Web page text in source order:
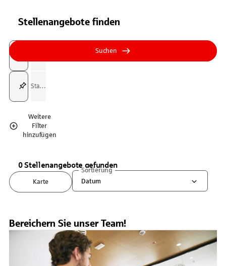
Stellenangebote finden
Suchfeld
Tippen Sie, um nach Themen zu suchen. Verwenden Sie die
Suchfeld
Tippen Sie, um nach Themen zu suchen. Verwenden Sie die
Weitere
Filter
hinzufügen
Suchen
0 Stellenangebote gefunden
Karte
Sortierung
Datum
Bereichern Sie unser Team!